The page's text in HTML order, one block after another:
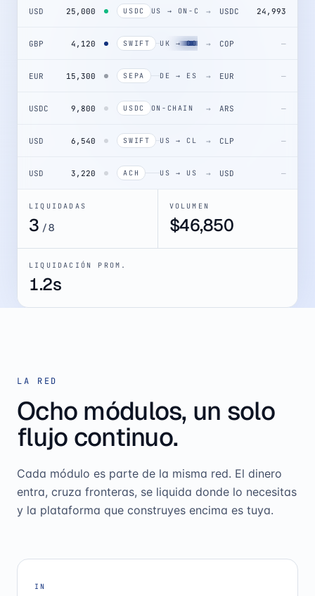
USD 25,000 USDC US → ON-CHAIN
→ USDC 24,993
GBP 4,120 SWIFT UK → CO → COP 21,044,800
EUR 15,300 SEPA DE → ES → EUR —
USDC 9,800 USDC ON-CHAIN → AR
→ ARS —
USD 6,540 SWIFT US → CL → CLP —
USD 3,220 ACH US → US → USD —
LIQUIDADAS
4 /8
VOLUMEN
$52,082
LIQUIDACIÓN PROM.
1.2s
LA RED
Ocho módulos, un solo
flujo continuo.
Cada módulo es parte de la misma red. El dinero
entra, cruza fronteras, se liquida donde lo necesitas
y la plataforma que construyes encima es tuya.
IN